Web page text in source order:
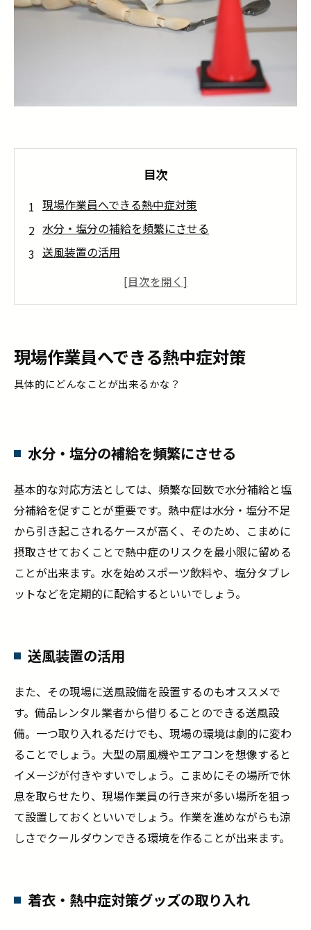
目次
現場作業員へできる熱中症対策
水分・塩分の補給を頻繁にさせる
送風装置の活用
着衣・熱中症対策グッズの取り入れ
すぐに休ませ涼しい環境に移す
状態が悪い場合には救急車の手配を
現場作業員を熱中症から守るためには会社側の
現場作業員へできる熱中症対策
具体的にどんなことが出来るかな？
水分・塩分の補給を頻繁にさせる
基本的な対応方法としては、頻繁な回数で水分補給と塩
分補給を促すことが重要です。熱中症は水分・塩分不足
から引き起こされるケースが高く、そのため、こまめに
摂取させておくことで熱中症のリスクを最小限に留める
ことが出来ます。水を始めスポーツ飲料や、塩分タブレ
ットなどを定期的に配給するといいでしょう。
送風装置の活用
また、その現場に送風設備を設置するのもオススメで
す。備品レンタル業者から借りることのできる送風設
備。一つ取り入れるだけでも、現場の環境は劇的に変わ
ることでしょう。大型の扇風機やエアコンを想像すると
イメージが付きやすいでしょう。こまめにその場所で休
息を取らせたり、現場作業員の行き来が多い場所を狙っ
て設置しておくといいでしょう。作業を進めながらも涼
しさでクールダウンできる環境を作ることが出来ます。
着衣・熱中症対策グッズの取り入れ